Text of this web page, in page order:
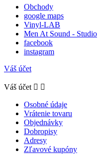
Obchody
google maps
Vinyl-LAB
Men At Sound - Studio
facebook
instagram
Váš účet
Váš účet  
Osobné údaje
Vrátenie tovaru
Objednávky
Dobropisy
Adresy
Zľavové kupóny